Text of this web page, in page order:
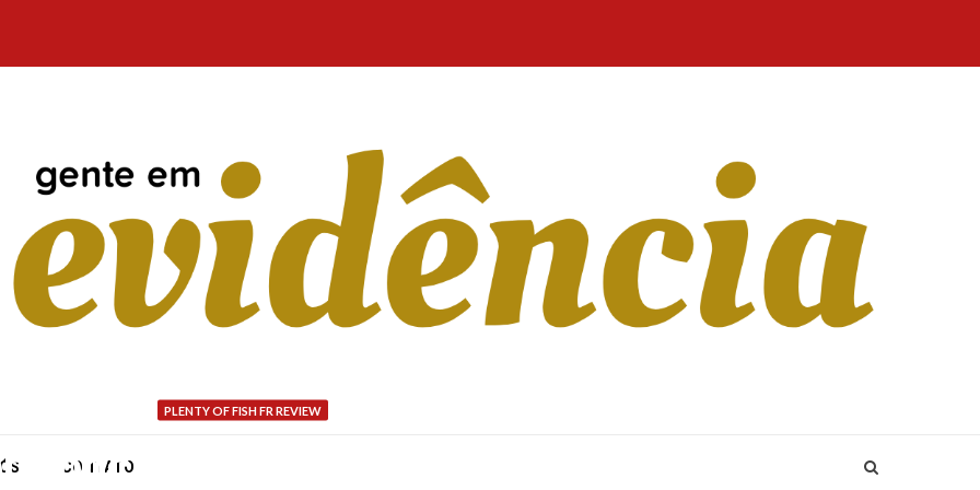
CONTATO
PLENTY OF FISH FR REVIEW
fonctionne la verification a l’egard de